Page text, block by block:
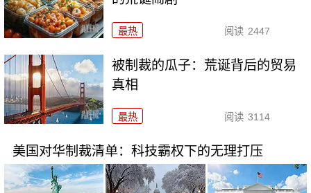
最热 阅读 2447
被制裁的瓜子：荒诞背后的贸易
真相
最热 阅读 3114
美国对华制裁清单：科技霸权下的无理打压